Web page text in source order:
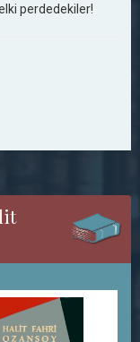
perdedekiler!